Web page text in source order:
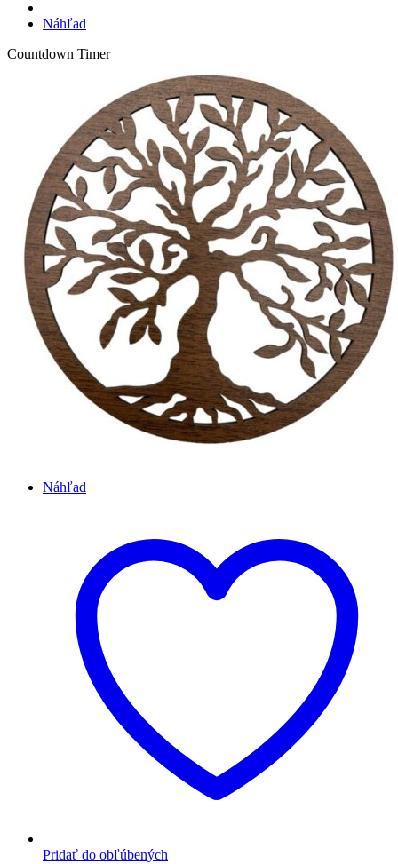
Náhľad
Countdown Timer
Náhľad
Pridať do obľúbených